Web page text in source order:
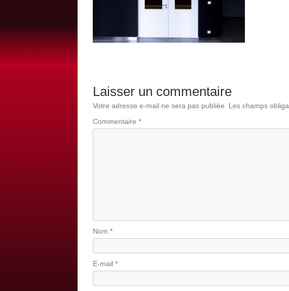
Laisser un commentaire
Votre adresse e-mail ne sera pas publiée. Les champs
Commentaire *
Nom *
E-mail *